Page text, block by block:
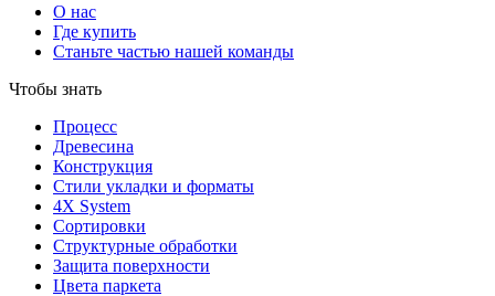
О нас
Где купить
Станьте частью нашей команды
Чтобы знать
Процесс
Древесина
Конструкция
Стили укладки и форматы
4X System
Сортировки
Структурные обработки
Защита поверхности
Цвета паркета